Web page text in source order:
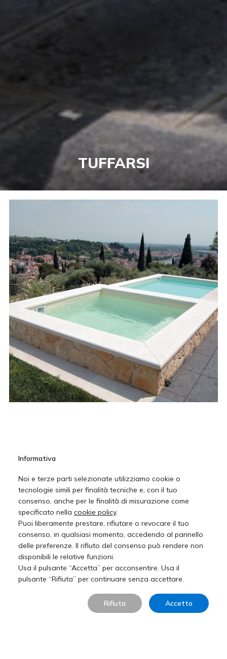
TUFFARSI
piscina e il contesto nel quale si inserisce questo
specchio, creando un dialogo materico
armonico.
Informativa
Noi e terze parti selezionate utilizziamo cookie o
tecnologie simili per finalità tecniche e, con il tuo
consenso, anche per le finalità di misurazione come
specificato nella cookie policy.
Puoi liberamente prestare, rifiutare o revocare il tuo
consenso, in qualsiasi momento, accedendo al pannello
delle preferenze. Il rifiuto del consenso può rendere non
disponibili le relative funzioni.
Usa il pulsante “Accetta” per acconsentire. Usa il
pulsante “Rifiuta” per continuare senza accettare.
Rifiuta Accetto